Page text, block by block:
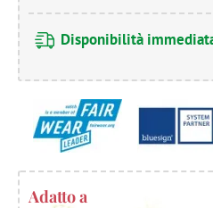
Disponibilità
Adatto a